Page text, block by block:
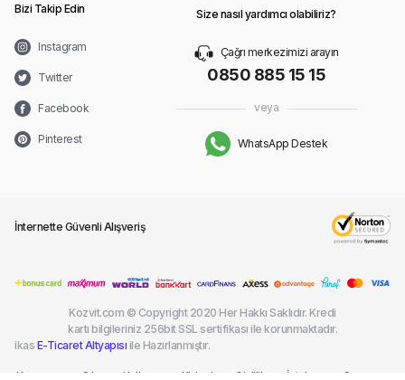
Bizi Takip Edin
Instagram
Twitter
Facebook
Pinterest
Size nasıl yardımcı olabiliriz?
Çağrı merkezimizi arayın
0850 885 15 15
veya
WhatsApp Destek
İnternette Güvenli Alışveriş
Kozvit.com © Copyright 2020 Her Hakkı Saklıdır. Kredi
kartı bilgileriniz 256bit SSL sertifikası ile korunmaktadır.
ikas E-Ticaret Altyapısı ile Hazırlanmıştır.
Kargom Sık Kullanım Kişisel Gizlilik İptal ve Çerez